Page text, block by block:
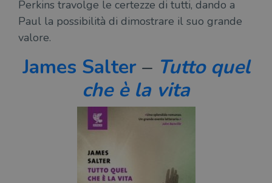
Perkins travolge le certezze di tutti, dando a
Paul la possibilità di dimostrare il suo grande
valore.
James Salter– Tutto quel
che è la vita